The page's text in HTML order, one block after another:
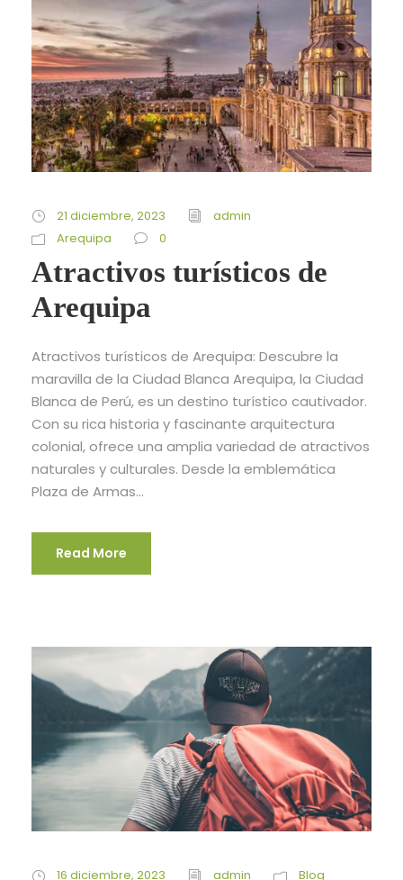
21 diciembre, 2023
admin
Arequipa
0
Atractivos turísticos de
Arequipa
Atractivos turísticos de Arequipa: Descubre la
maravilla de la Ciudad Blanca Arequipa, la Ciudad
Blanca de Perú, es un destino turístico cautivador.
Con su rica historia y fascinante arquitectura
colonial, ofrece una amplia variedad de atractivos
naturales y culturales. Desde la emblemática
Plaza de Armas...
Read More
16 diciembre, 2023 admin Blog